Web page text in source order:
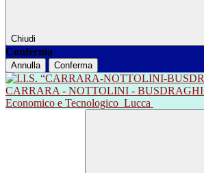
Chiudi
Conferma
Annulla Conferma
CARRARA - NOTTOLINI - BUSDRAGHI
Economico e Tecnologico Lucca